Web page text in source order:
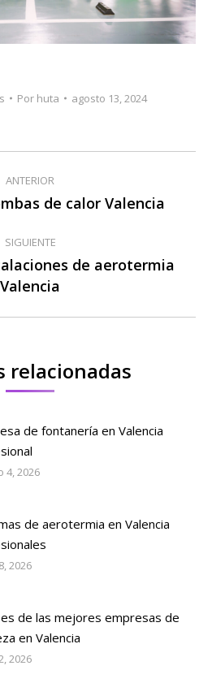
Por huta agosto 13, 2024
ANTERIOR
Publicación
de calor Valencia
SIGUIENTE
Publicación
siguiente:
de aerotermia
Valencia
relacionadas
de fontanería en Valencia
4, 2026
de aerotermia en Valencia
2026
de las mejores empresas de
en Valencia
2026